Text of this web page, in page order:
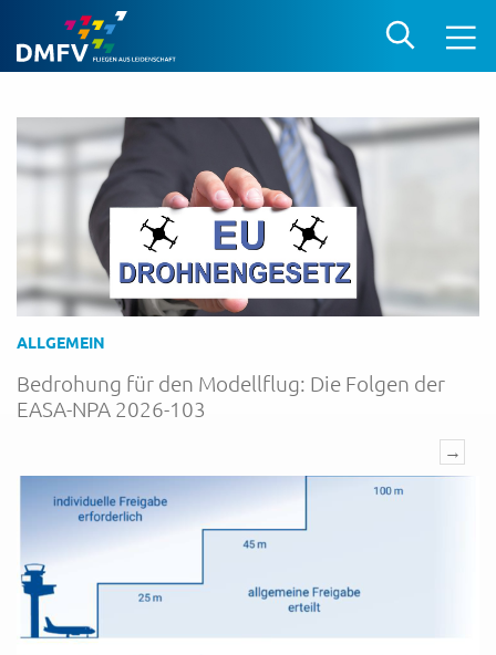
ALLGEMEIN
Bedrohung für den Modellflug: Die Folgen der
EASA-NPA 2026-103
→